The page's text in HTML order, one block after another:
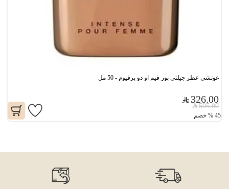
غوتشي عطر جيلتي بور فيم او دو برفيوم - 50 مل
326.00
595.00
45
% خصم